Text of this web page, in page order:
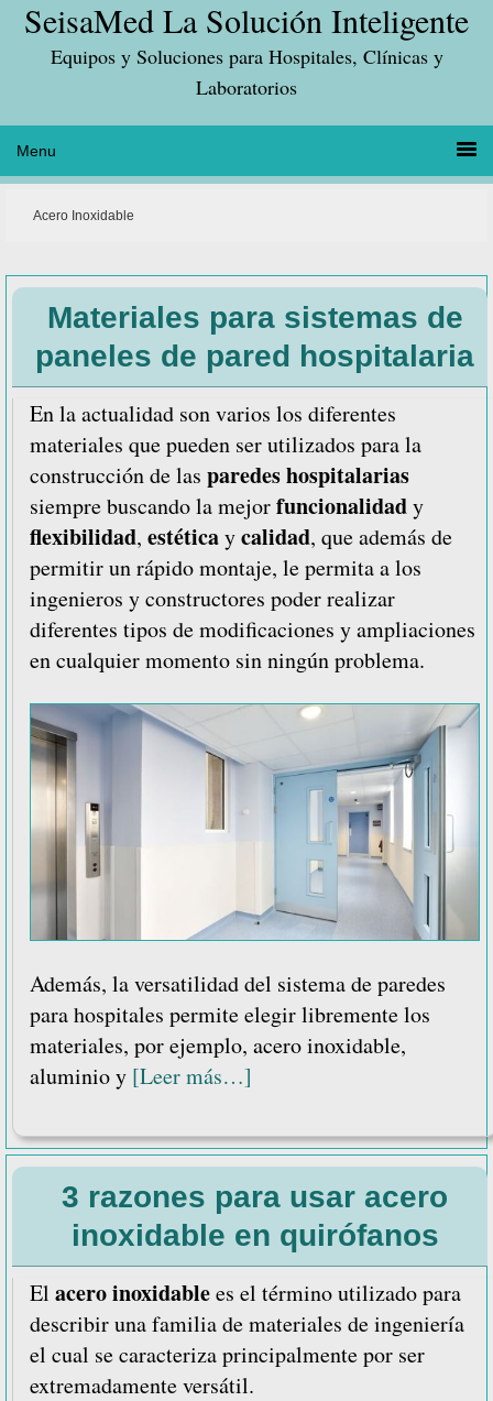
Saltar
principal
Saltar
contenido
Saltar
lateral
principal
SeisaMed La Solución Inteligente
Equipos y Soluciones para Hospitales, Clínicas y
Laboratorios
Acero Inoxidable
Materiales para sistemas de
paneles de pared hospitalaria
En la actualidad son varios los diferentes
materiales que pueden ser utilizados para la
construcción de las paredes hospitalarias
siempre buscando la mejorfuncionalidady
flexibilidad, estéticaycalidad, que además de
permitir un rápido montaje, le permita a los
ingenieros y constructores poder realizar
diferentes tipos de modificaciones y ampliaciones
en cualquier momento sin ningún problema.
Además, la versatilidad del sistema de paredes
para hospitales permite elegir libremente los
materiales, por ejemplo, acero inoxidable,
aluminio y [Leer más…]
Materiales
para
sistemas
de
paneles
de
pared
hospitalaria
3 razones para usar acero
inoxidable en quirófanos
El acero inoxidablees el término utilizado para
describir una familia de materiales de ingeniería
el cual se caracteriza principalmente por ser
extremadamente versátil.